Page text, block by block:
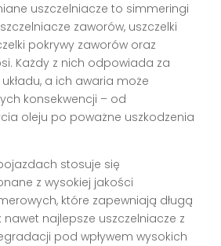
uszczelniacze to simmeringi
zaworów, uszczelki
pokrywy zaworów oraz
Każdy z nich odpowiada za
a ich awaria może
konsekwencji – od
oleju po poważne uszkodzenia
stosuje się
z wysokiej jakości
które zapewniają długą
najlepsze uszczelniacze z
pod wpływem wysokich